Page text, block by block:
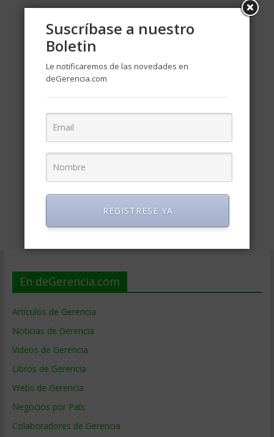
En deGerencia.com
Artículos de Gerencia
Noticias de Gerencia
Videos de Gerencia
Libros de Gerencia
Webs de Gerencia
Negocios por País
Colaboradores de Gerencia
Suscríbase a nuestro
Boletin
Le notificaremos de las novedades en
deGerencia.com
REGISTRESE YA